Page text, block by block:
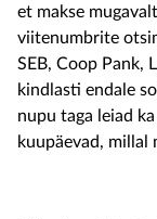
et makse
viitenumbrite
SEB, Coop Pank,
kindlasti endale
nupu taga leiad
kuupäevad, millal